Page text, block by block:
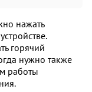
нажать
горячий
нужно также
работы